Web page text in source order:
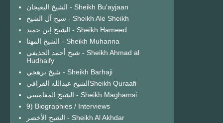
الشيخ البعيجان - Sheikh Bu'ayjaan
شيخ آل الشيخ - Sheikh Ale Sheikh
الشيخ إبن حميد - Sheikh Hameed
الشيخ المهنا - Sheikh Muhanna
شيخ أحمد الحذيفي - Sheikh Ahmad al
Hudhaify
شيخ برهجي - Sheikh Barhaji
الشيخ عبدالله القرافيSheikh Quraafi
الشيخ المغامسي - Sheikh Maghamsi
9) Biographies / Interviews
الشيخ الأخضر - Sheikh Al Akhdar